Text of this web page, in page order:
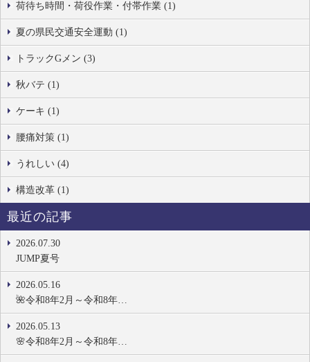
荷待ち時間・荷役作業・付帯作業 (1)
夏の県民交通安全運動 (1)
トラックGメン (3)
秋バテ (1)
ケーキ (1)
腰痛対策 (1)
うれしい (4)
構造改革 (1)
最近の記事
2026.07.30
JUMP夏号
2026.05.16
🌺令和8年2月～令和8年…
2026.05.13
🌸令和8年2月～令和8年…